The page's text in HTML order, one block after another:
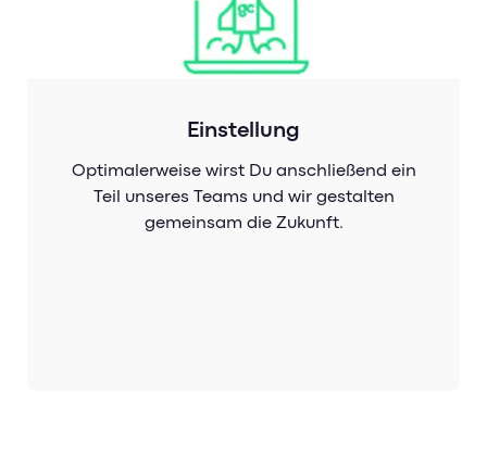
Einstellung
Optimalerweise wirst Du anschließend ein
Teil unseres Teams und wir gestalten
gemeinsam die Zukunft.